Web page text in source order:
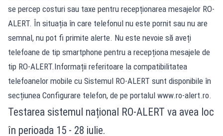
se percep costuri sau taxe pentru recepționarea mesajelor RO-
ALERT. În situația în care telefonul nu este pornit sau nu are
semnal, nu pot fi primite alerte. Nu este nevoie să aveți
telefoane de tip smartphone pentru a recepționa mesajele de
tip RO-ALERT.Informații referitoare la compatibilitatea
telefoanelor mobile cu Sistemul RO-ALERT sunt disponibile în
secțiunea Configurare telefon, de pe portalul www.ro-alert.ro.
Testarea sistemul național RO-ALERT va avea loc
în perioada 15 - 28 iulie.